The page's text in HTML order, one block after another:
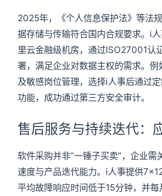
2025年，《个人信息保护法》等法
据存储与传输符合国内合规要求。i
里云金融级机房，通过ISO27001认
署，满足企业对数据主权的需求。
及敏感岗位管理，选择i人事后通过
功能，成功通过第三方安全审计。
售后服务与持续迭代：
软件采购并非“一锤子买卖”，企业需
速度与产品迭代能力。i人事提供
平均故障响应时间低于15分钟，并每